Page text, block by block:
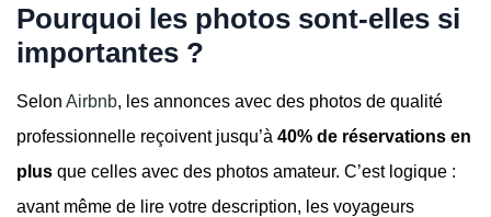
Pourquoi les photos sont-elles si
importantes ?
Selon Airbnb, les annonces avec des photos de qualité
professionnelle reçoivent jusqu’à 40% de réservations en
plus que celles avec des photos amateur. C’est logique :
avant même de lire votre description, les voyageurs